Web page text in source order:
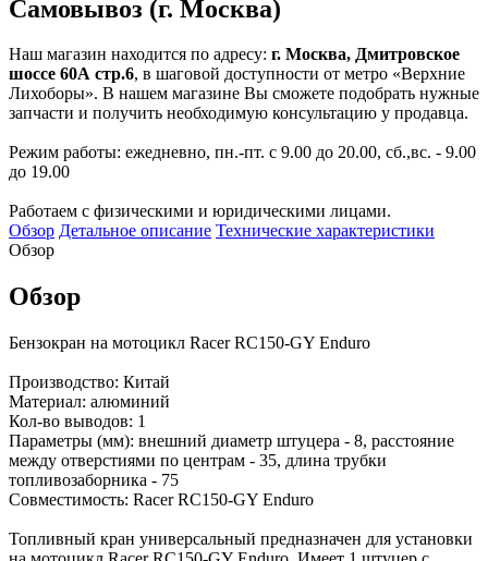
Самовывоз (г. Москва)
Наш магазин находится по адресу: г. Москва, Дмитровское
шоссе 60А стр.6, в шаговой доступности от метро «Верхние
Лихоборы». В нашем магазине Вы сможете подобрать нужные
запчасти и получить необходимую консультацию у продавца.
Режим работы: ежедневно, пн.-пт. с 9.00 до 20.00, сб.,вс. - 9.00
до 19.00
Работаем с физическими и юридическими лицами.
Обзор Детальное описание Технические характеристики
Обзор
Обзор
Бензокран на мотоцикл Racer RC150-GY Enduro
Производство: Китай
Материал: алюминий
Кол-во выводов: 1
Параметры (мм): внешний диаметр штуцера - 8, расстояние
между отверстиями по центрам - 35, длина трубки
топливозаборника - 75
Совместимость: Racer RC150-GY Enduro
Топливный кран универсальный предназначен для установки